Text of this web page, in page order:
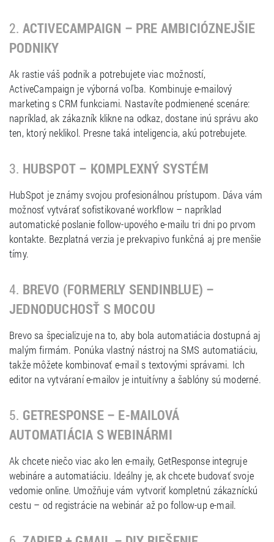
2. ACTIVECAMPAIGN – PRE AMBICIÓZNEJŠIE
PODNIKY
Ak rastie váš podnik a potrebujete viac možností,
ActiveCampaign je výborná voľba. Kombinuje e-mailový
marketing s CRM funkciami. Nastavíte podmienené scenáre:
napríklad, ak zákazník klikne na odkaz, dostane inú správu ako
ten, ktorý neklikol. Presne taká inteligencia, akú potrebujete.
3. HUBSPOT – KOMPLEXNÝ SYSTÉM
HubSpot je známy svojou profesionálnou prístupom. Dáva vám
možnosť vytvárať sofistikované workflow – napríklad
automatické poslanie follow-upového e-mailu tri dni po prvom
kontakte. Bezplatná verzia je prekvapivo funkčná aj pre menšie
tímy.
4. BREVO (FORMERLY SENDINBLUE) –
JEDNODUCHOSŤ S MOCOU
Brevo sa špecializuje na to, aby bola automatiácia dostupná aj
malým firmám. Ponúka vlastný nástroj na SMS automatiáciu,
takže môžete kombinovať e-mail s textovými správami. Ich
editor na vytváraní e-mailov je intuitívny a šablóny sú moderné.
5. GETRESPONSE – E-MAILOVÁ
AUTOMATIÁCIA S WEBINÁRMI
Ak chcete niečo viac ako len e-maily, GetResponse integruje
webináre a automatiáciu. Ideálny je, ak chcete budovať svoje
vedomie online. Umožňuje vám vytvoriť kompletnú zákazníckú
cestu – od registrácie na webinár až po follow-up e-mail.